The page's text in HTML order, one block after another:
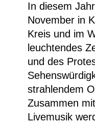
In diesem
November in
Kreis und im
leuchtendes
und des
strahlendem
Zusammen
Livemusik